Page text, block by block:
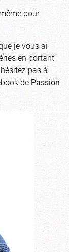
pour
je vous ai
en portant
pas à
dePassion